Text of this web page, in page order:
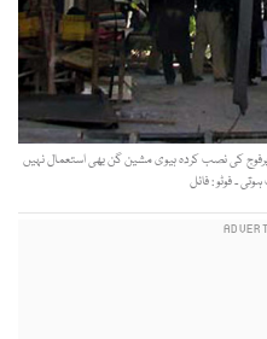
کی نصب کردہ ہیوی مشین گن بھی استعمال نہیں
۔ فوٹو : فائل